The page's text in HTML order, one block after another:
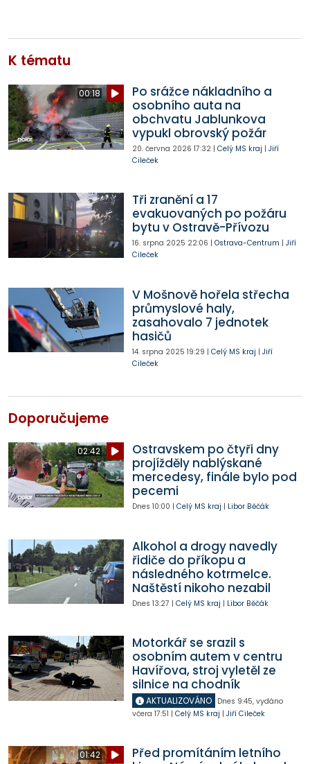
K tématu
00:18
Po srážce nákladního a
osobního auta na
obchvatu Jablunkova
vypukl obrovský požár
20. června 2026 17:32| Celý MS kraj | Jiří
Cileček
Tři zranění a 17
evakuovaných po požáru
bytu v Ostravě-Přívozu
16. srpna 2025 22:06 | Ostrava-Centrum | Jiří
Cileček
V Mošnově hořela střecha
průmyslové haly,
zasahovalo 7 jednotek
hasičů
14. srpna 2025 19:29 | Celý MS kraj | Jiří
Cileček
Doporučujeme
02:42
Ostravskem po čtyři dny
projížděly nablýskané
mercedesy, finále bylo pod
pecemi
Dnes 10:00 | Celý MS kraj | Libor Běčák
Alkohol a drogy navedly
řidiče do příkopu a
následného kotrmelce.
Naštěstí nikoho nezabil
Dnes 13:27 | Celý MS kraj | Libor Běčák
Motorkář se srazil s
osobním autem v centru
Havířova, stroj vyletěl ze
silnice na chodník
AKTUALIZOVÁNO Dnes 9:45, vydáno
včera 17:51 | Celý MS kraj | Jiří Cileček
01:42
Před promítáním letního